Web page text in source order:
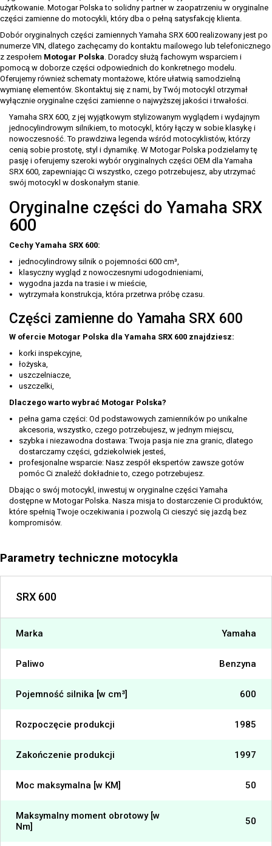
użytkowanie. Motogar Polska to solidny partner w zaopatrzeniu w oryginalne
części zamienne do motocykli, który dba o pełną satysfakcję klienta.
Dobór oryginalnych części zamiennych Yamaha SRX 600 realizowany jest po
numerze VIN, dlatego zachęcamy do kontaktu mailowego lub telefonicznego
z zespołem Motogar Polska. Doradcy służą fachowym wsparciem i
pomocą w doborze części odpowiednich do konkretnego modelu.
Oferujemy również schematy montażowe, które ułatwią samodzielną
wymianę elementów. Skontaktuj się z nami, by Twój motocykl otrzymał
wyłącznie oryginalne części zamienne o najwyższej jakości i trwałości.
Yamaha SRX 600, z jej wyjątkowym stylizowanym wyglądem i wydajnym
jednocylindrowym silnikiem, to motocykl, który łączy w sobie klasykę i
nowoczesność. To prawdziwa legenda wśród motocyklistów, którzy
cenią sobie prostotę, styl i dynamikę. W Motogar Polska podzielamy tę
pasję i oferujemy szeroki wybór oryginalnych części OEM dla Yamaha
SRX 600, zapewniając Ci wszystko, czego potrzebujesz, aby utrzymać
swój motocykl w doskonałym stanie.
Oryginalne części do Yamaha SRX
600
Cechy Yamaha SRX 600:
jednocylindrowy silnik o pojemności 600 cm³,
klasyczny wygląd z nowoczesnymi udogodnieniami,
wygodna jazda na trasie i w mieście,
wytrzymała konstrukcja, która przetrwa próbę czasu.
Części zamienne do Yamaha SRX 600
W ofercie Motogar Polska dla Yamaha SRX 600 znajdziesz:
korki inspekcyjne,
łożyska,
uszczelniacze,
uszczelki,
Dlaczego warto wybrać Motogar Polska?
pełna gama części: Od podstawowych zamienników po unikalne
akcesoria, wszystko, czego potrzebujesz, w jednym miejscu,
szybka i niezawodna dostawa: Twoja pasja nie zna granic, dlatego
dostarczamy części, gdziekolwiek jesteś,
profesjonalne wsparcie: Nasz zespół ekspertów zawsze gotów
pomóc Ci znaleźć dokładnie to, czego potrzebujesz.
Dbając o swój motocykl, inwestuj w oryginalne części Yamaha
dostępne w Motogar Polska. Nasza misja to dostarczenie Ci produktów,
które spełnią Twoje oczekiwania i pozwolą Ci cieszyć się jazdą bez
kompromisów.
Parametry techniczne motocykla
SRX 600
Marka Yamaha
Paliwo Benzyna
Pojemność silnika [w cm³] 600
Rozpoczęcie produkcji 1985
Zakończenie produkcji 1997
Moc maksymalna [w KM] 50
Maksymalny moment obrotowy [w
Nm]
50